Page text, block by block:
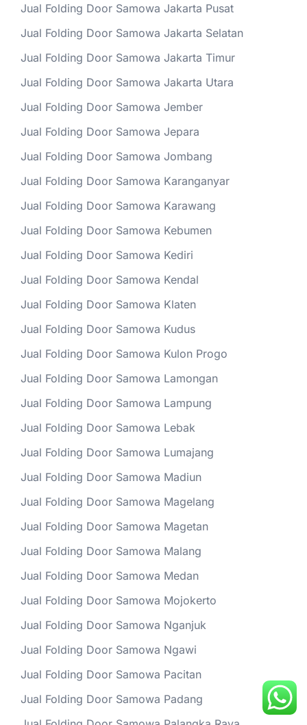
Jual Folding Door Samowa Jakarta Pusat
Jual Folding Door Samowa Jakarta Selatan
Jual Folding Door Samowa Jakarta Timur
Jual Folding Door Samowa Jakarta Utara
Jual Folding Door Samowa Jember
Jual Folding Door Samowa Jepara
Jual Folding Door Samowa Jombang
Jual Folding Door Samowa Karanganyar
Jual Folding Door Samowa Karawang
Jual Folding Door Samowa Kebumen
Jual Folding Door Samowa Kediri
Jual Folding Door Samowa Kendal
Jual Folding Door Samowa Klaten
Jual Folding Door Samowa Kudus
Jual Folding Door Samowa Kulon Progo
Jual Folding Door Samowa Lamongan
Jual Folding Door Samowa Lampung
Jual Folding Door Samowa Lebak
Jual Folding Door Samowa Lumajang
Jual Folding Door Samowa Madiun
Jual Folding Door Samowa Magelang
Jual Folding Door Samowa Magetan
Jual Folding Door Samowa Malang
Jual Folding Door Samowa Medan
Jual Folding Door Samowa Mojokerto
Jual Folding Door Samowa Nganjuk
Jual Folding Door Samowa Ngawi
Jual Folding Door Samowa Pacitan
Jual Folding Door Samowa Padang